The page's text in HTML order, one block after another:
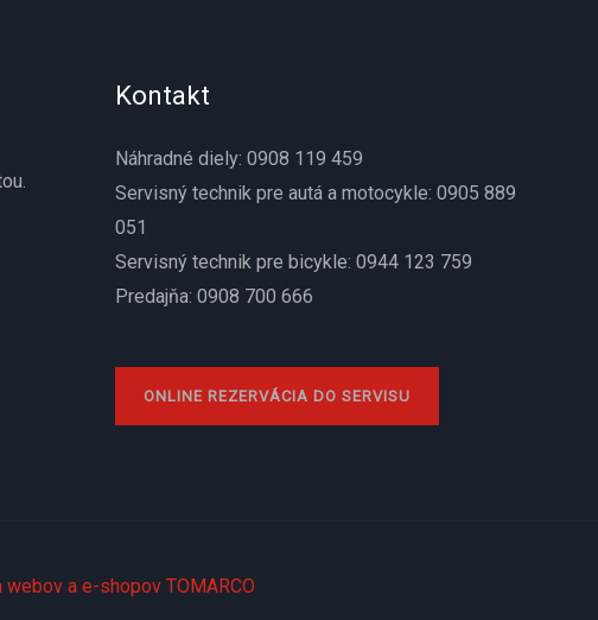
Kontakt
Náhradné diely: 0908 119 459
Servisný technik pre autá a motocykle: 0905 889
051
Servisný technik pre bicykle: 0944 123 759
Predajňa: 0908 700 666
ONLINE REZERVÁCIA DO SERVISU
webov a e-shopov TOMARCO